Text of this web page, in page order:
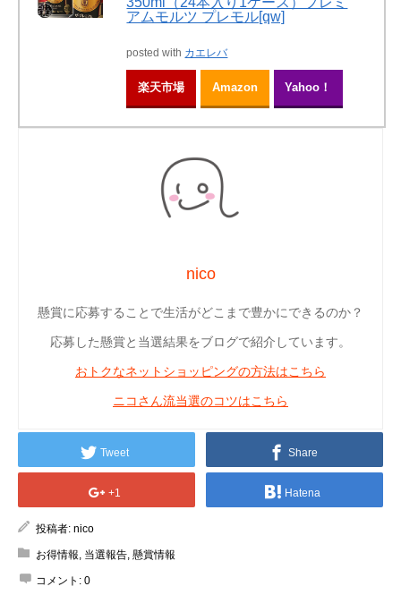
アムモルツ プレモル[qw]
posted with カエレバ
楽天市場 Amazon Yahoo！
nico
懸賞に応募することで生活がどこまで豊かにできるのか？
応募した懸賞と当選結果をブログで紹介しています。
おトクなネットショッピングの方法はこちら
ニコさん流当選のコツはこちら
Tweet Share
+1 Hatena
投稿者: nico
お得情報, 当選報告, 懸賞情報
コメント: 0